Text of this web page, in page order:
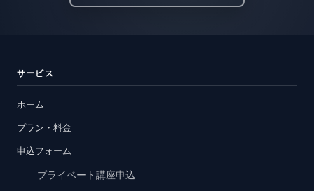
サービス
ホーム
プラン・料金
申込フォーム
プライベート講座申込